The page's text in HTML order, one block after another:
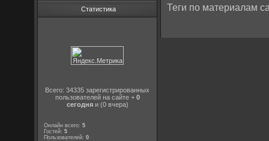
Статистика
Всего: 34335 зарегистрированных
пользователей на сайте + 0
сегодняи (0 вчера)
Онлайн всего:5
Гостей:5
Пользователей:0
Теги по материалам